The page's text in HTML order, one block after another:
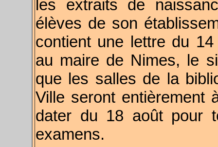
les extraits de
élèves de son
contient une lettre du
au maire de Nimes, le
que les salles de la
Ville seront entièrement
dater du 18 août pour
examens.